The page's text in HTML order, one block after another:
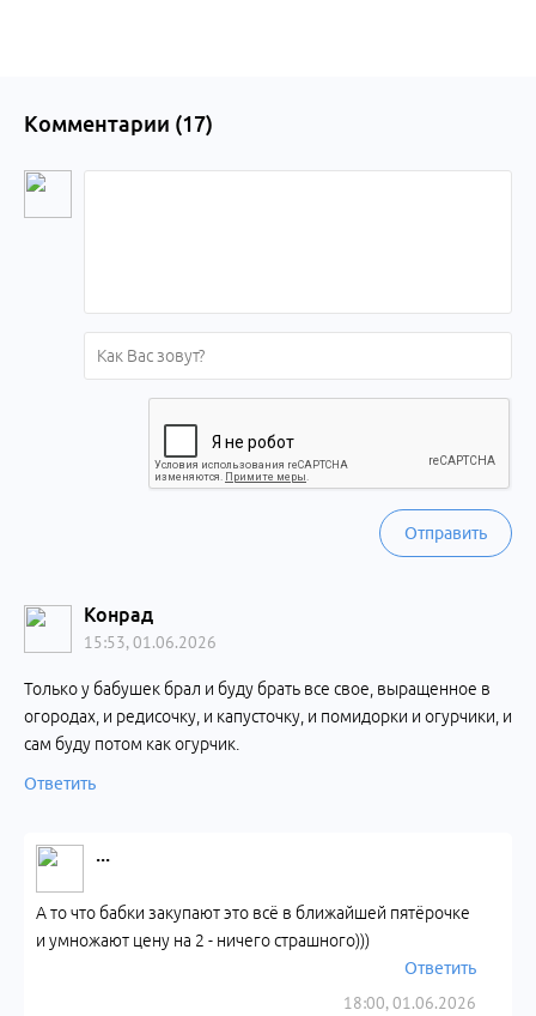
Комментарии (17)
Отправить
Конрад
15:53, 01.06.2026
Только у бабушек брал и буду брать все свое, выращенное в
огородах, и редисочку, и капусточку, и помидорки и огурчики, и
сам буду потом как огурчик.
Ответить
...
18:00, 01.06.2026
А то что бабки закупают это всё в ближайшей пятёрочке
и умножают цену на 2 - ничего страшного)))
Ответить